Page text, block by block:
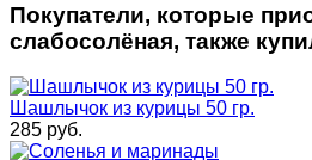
Покупатели, которые
слабосолёная, также
Шашлычок из курицы 50 гр.
285 руб.